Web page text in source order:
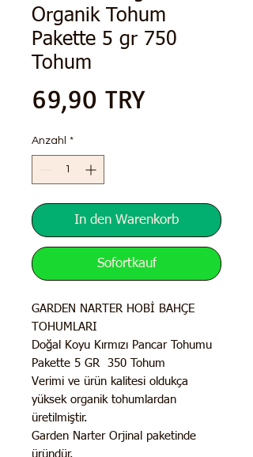
Organik Tohum
Pakette 5 gr 750
Tohum
69,90 TRYPreis
Anzahl *
In den Warenkorb
Sofortkauf
GARDEN NARTER HOBİ BAHÇE
TOHUMLARI
Doğal Koyu Kırmızı Pancar Tohumu
Pakette 5 GR 350 Tohum
Verimi ve ürün kalitesi oldukça
yüksek organik tohumlardan
üretilmiştir.
Garden Narter Orjinal paketinde
üründür.